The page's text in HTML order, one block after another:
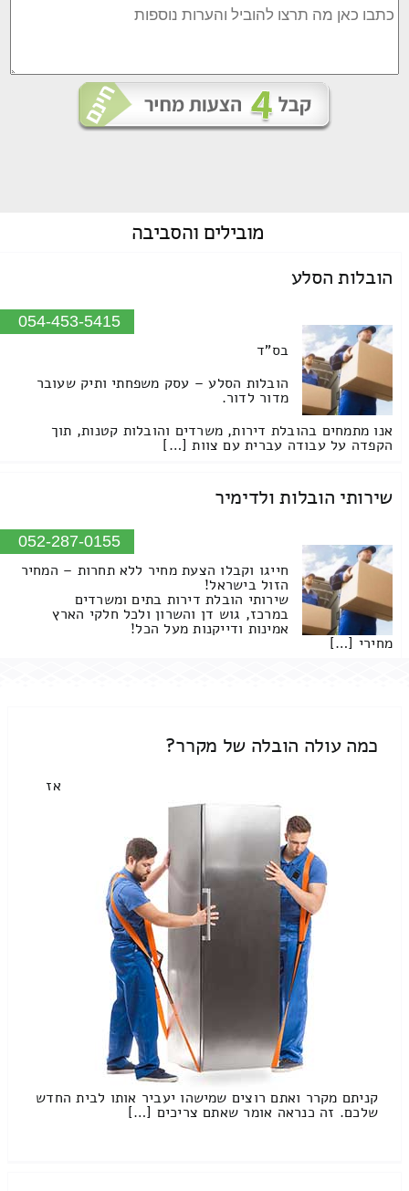
מוביליםוהסביבה
הובלות הסלע
054-453-5415
בס"ד
הובלות הסלע – עסק משפחתי ותיק שעובר
מדור לדור.
אנו מתמחים בהובלת דירות, משרדים והובלות קטנות, תוך
הקפדה על עבודה עברית עם צוות […]
שירותי הובלות ולדימיר
052-287-0155
חייגו וקבלו הצעת מחיר ללא תחרות – המחיר
הזול בישראל!
שירותי הובלת דירות בתים ומשרדים
במרכז, גוש דן והשרון ולכל חלקי הארץ
אמינות ודייקנות מעל הכל!
מחירי […]
כמה עולה הובלה של מקרר?
אז
קניתם מקרר ואתם רוצים שמישהו יעביר אותו לבית החדש
שלכם. זה כנראה אומר שאתם צריכים […]